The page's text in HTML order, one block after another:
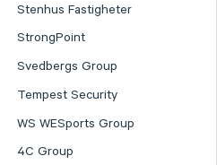
Stenhus Fastigheter
StrongPoint
Svedbergs Group
Tempest Security
WS WESports Group
4C Group